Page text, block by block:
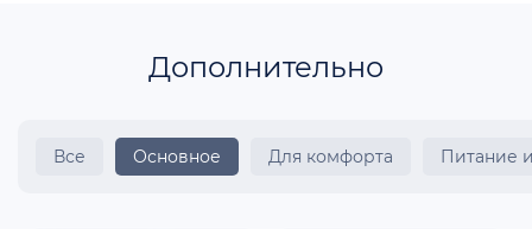
Дополнительно
Все Основное Для комфорта Питание